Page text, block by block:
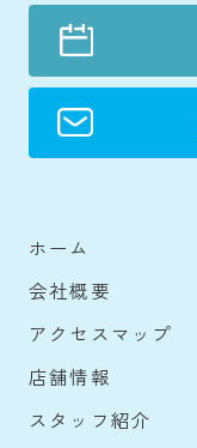
ホーム
会社概要
アクセスマップ
店舗情報
スタッフ紹介